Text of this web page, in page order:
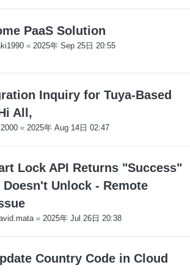
PaaS Solution
« 2025年 Sep 25日 20:55
Inquiry for Tuya-Based
All,
« 2025年 Aug 14日 02:47
Lock API Returns "Success"
Doesn't Unlock - Remote
« 2025年 Jul 26日 20:38
Country Code in Cloud